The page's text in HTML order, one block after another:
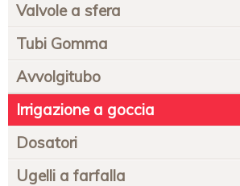
Valvole a sfera
Tubi Gomma
Avvolgitubo
Irrigazione a goccia
Dosatori
Ugelli a farfalla